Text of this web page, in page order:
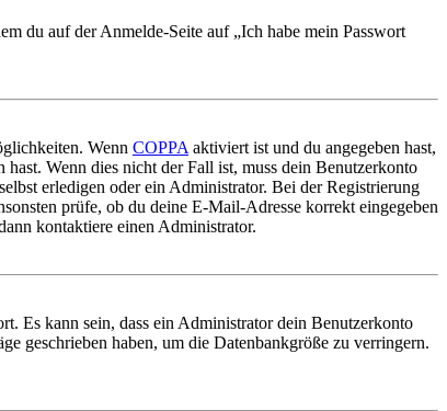
du auf der Anmelde-Seite auf „Ich habe mein Passwort
Wenn COPPA aktiviert ist und du angegeben hast,
Wenn dies nicht der Fall ist, muss dein Benutzerkonto
erledigen oder ein Administrator. Bei der Registrierung
prüfe, ob du deine E-Mail-Adresse korrekt eingegeben
kontaktiere einen Administrator.
Es kann sein, dass ein Administrator dein Benutzerkonto
geschrieben haben, um die Datenbankgröße zu verringern.